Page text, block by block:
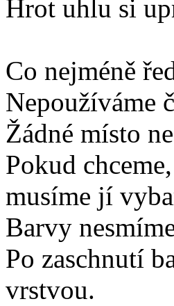
Hrot uhlu si
Co nejméně
Nepoužíváme
Žádné místo
Pokud
musíme jí
Barvy
Po zaschnutí
vrstvou.